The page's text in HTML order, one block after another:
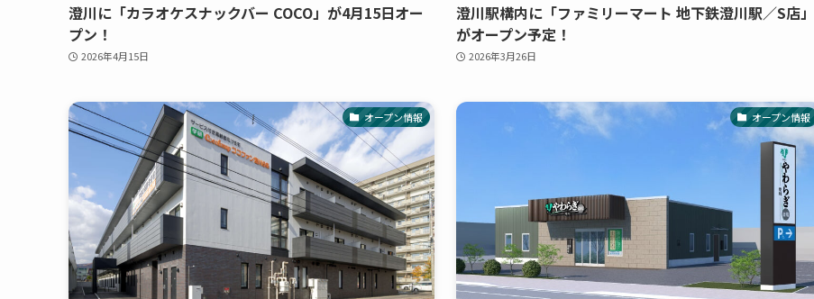
澄川に「カラオケスナックバー COCO」が4月15日オー
プン！
2026年4月15日
澄川駅構内に「ファミリーマート 地下鉄澄川駅／S店」
がオープン予定！
2026年3月26日
オープン情報 オープン情報